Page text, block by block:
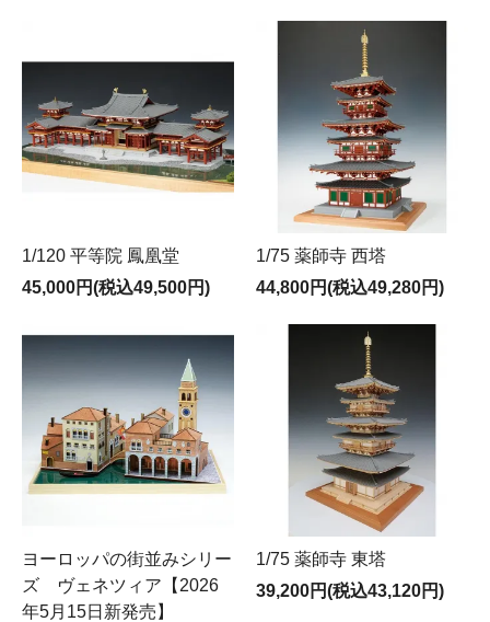
1/120 平等院 鳳凰堂
45,000円(税込49,500円)
1/75 薬師寺 西塔
44,800円(税込49,280円)
ヨーロッパの街並みシリー
ズ ヴェネツィア【2026
年5月15日新発売】
1/75 薬師寺 東塔
39,200円(税込43,120円)